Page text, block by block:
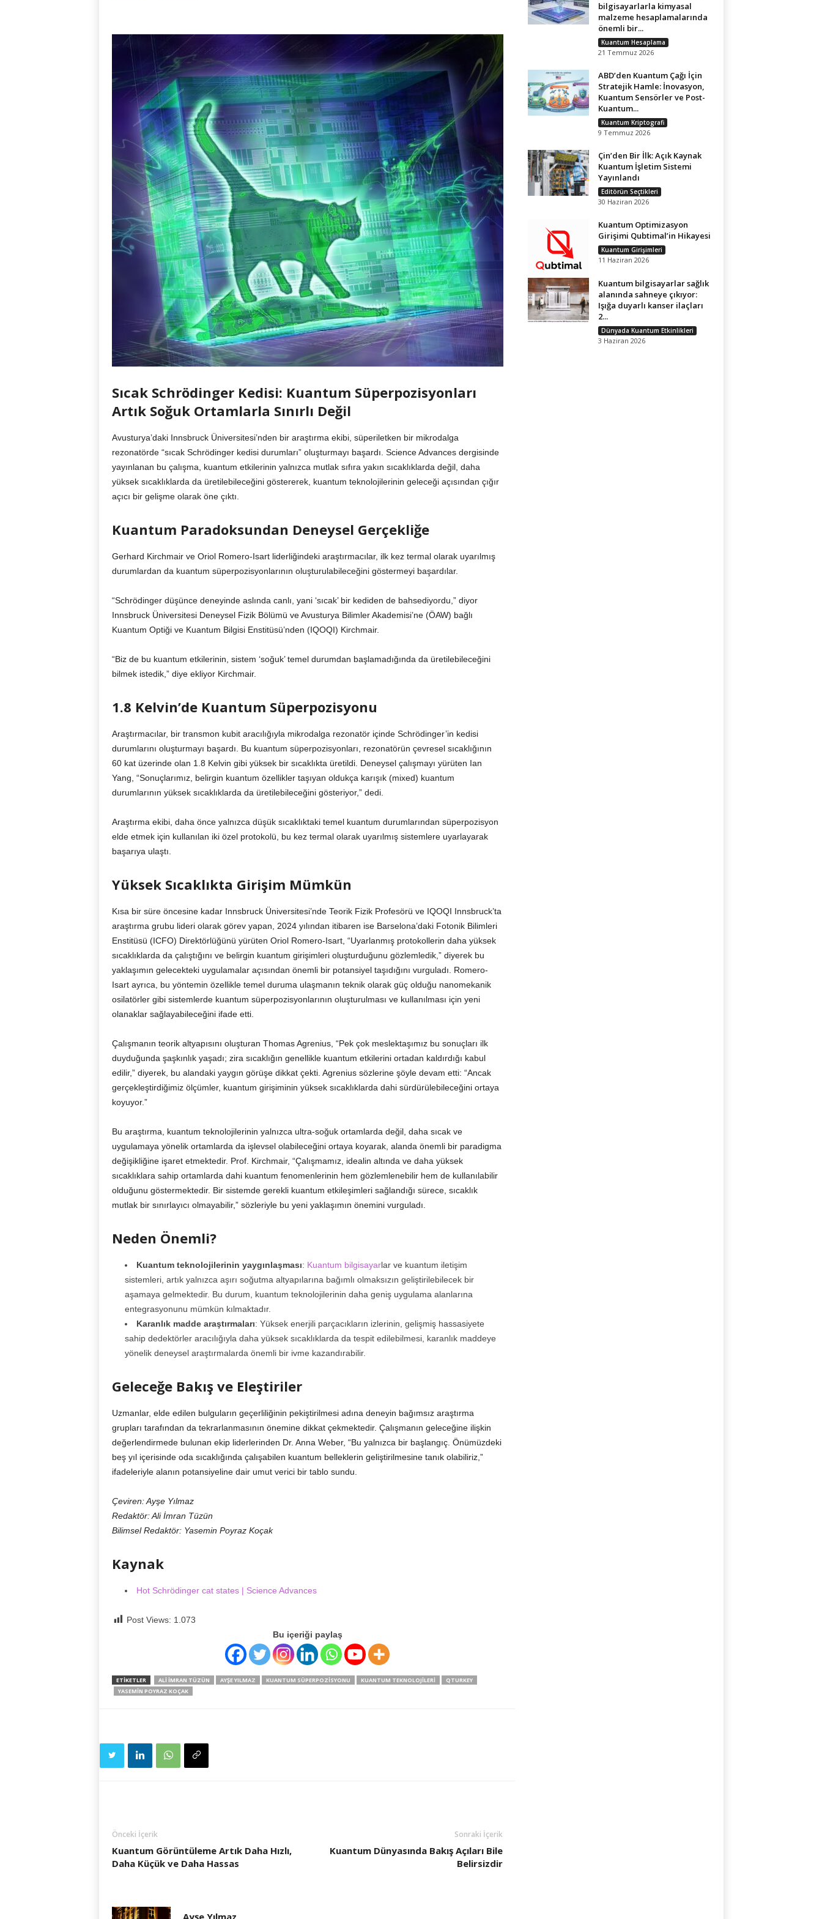
Sıcak Schrödinger Kedisi: Kuantum Süperpozisyonları
Artık Soğuk Ortamlarla Sınırlı Değil
Avusturya’daki Innsbruck Üniversitesi’nden bir araştırma ekibi, süperiletken bir mikrodalga
rezonatörde “sıcak Schrödinger kedisi durumları” oluşturmayı başardı. Science Advances dergisinde
yayınlanan bu çalışma, kuantum etkilerinin yalnızca mutlak sıfıra yakın sıcaklıklarda değil, daha
yüksek sıcaklıklarda da üretilebileceğini göstererek, kuantum teknolojilerinin geleceği açısından çığır
açıcı bir gelişme olarak öne çıktı.
Kuantum Paradoksundan Deneysel Gerçekliğe
Gerhard Kirchmair ve Oriol Romero-Isart liderliğindeki araştırmacılar, ilk kez termal olarak uyarılmış
durumlardan da kuantum süperpozisyonlarının oluşturulabileceğini göstermeyi başardılar.
“Schrödinger düşünce deneyinde aslında canlı, yani ‘sıcak’ bir kediden de bahsediyordu,” diyor
Innsbruck Üniversitesi Deneysel Fizik Bölümü ve Avusturya Bilimler Akademisi’ne (ÖAW) bağlı
Kuantum Optiği ve Kuantum Bilgisi Enstitüsü’nden (IQOQI) Kirchmair.
“Biz de bu kuantum etkilerinin, sistem ‘soğuk’ temel durumdan başlamadığında da üretilebileceğini
bilmek istedik,” diye ekliyor Kirchmair.
1.8 Kelvin’de Kuantum Süperpozisyonu
Araştırmacılar, bir transmon kubit aracılığıyla mikrodalga rezonatör içinde Schrödinger’in kedisi
durumlarını oluşturmayı başardı. Bu kuantum süperpozisyonları, rezonatörün çevresel sıcaklığının
60 kat üzerinde olan 1.8 Kelvin gibi yüksek bir sıcaklıkta üretildi. Deneysel çalışmayı yürüten Ian
Yang, “Sonuçlarımız, belirgin kuantum özellikler taşıyan oldukça karışık (mixed) kuantum
durumlarının yüksek sıcaklıklarda da üretilebileceğini gösteriyor,” dedi.
Araştırma ekibi, daha önce yalnızca düşük sıcaklıktaki temel kuantum durumlarından süperpozisyon
elde etmek için kullanılan iki özel protokolü, bu kez termal olarak uyarılmış sistemlere uyarlayarak
başarıya ulaştı.
Yüksek Sıcaklıkta Girişim Mümkün
Kısa bir süre öncesine kadar Innsbruck Üniversitesi’nde Teorik Fizik Profesörü ve IQOQI Innsbruck’ta
araştırma grubu lideri olarak görev yapan, 2024 yılından itibaren ise Barselona’daki Fotonik Bilimleri
Enstitüsü (ICFO) Direktörlüğünü yürüten Oriol Romero-Isart, “Uyarlanmış protokollerin daha yüksek
sıcaklıklarda da çalıştığını ve belirgin kuantum girişimleri oluşturduğunu gözlemledik,” diyerek bu
yaklaşımın gelecekteki uygulamalar açısından önemli bir potansiyel taşıdığını vurguladı. Romero-
Isart ayrıca, bu yöntemin özellikle temel duruma ulaşmanın teknik olarak güç olduğu nanomekanik
osilatörler gibi sistemlerde kuantum süperpozisyonlarının oluşturulması ve kullanılması için yeni
olanaklar sağlayabileceğini ifade etti.
Çalışmanın teorik altyapısını oluşturan Thomas Agrenius, “Pek çok meslektaşımız bu sonuçları ilk
duyduğunda şaşkınlık yaşadı; zira sıcaklığın genellikle kuantum etkilerini ortadan kaldırdığı kabul
edilir,” diyerek, bu alandaki yaygın görüşe dikkat çekti. Agrenius sözlerine şöyle devam etti: “Ancak
gerçekleştirdiğimiz ölçümler, kuantum girişiminin yüksek sıcaklıklarda dahi sürdürülebileceğini ortaya
koyuyor.”
Bu araştırma, kuantum teknolojilerinin yalnızca ultra-soğuk ortamlarda değil, daha sıcak ve
uygulamaya yönelik ortamlarda da işlevsel olabileceğini ortaya koyarak, alanda önemli bir paradigma
değişikliğine işaret etmektedir. Prof. Kirchmair, “Çalışmamız, idealin altında ve daha yüksek
sıcaklıklara sahip ortamlarda dahi kuantum fenomenlerinin hem gözlemlenebilir hem de kullanılabilir
olduğunu göstermektedir. Bir sistemde gerekli kuantum etkileşimleri sağlandığı sürece, sıcaklık
mutlak bir sınırlayıcı olmayabilir,” sözleriyle bu yeni yaklaşımın önemini vurguladı.
Neden Önemli?
Kuantum teknolojilerinin yaygınlaşması: Kuantum bilgisayarlar ve kuantum iletişim
sistemleri, artık yalnızca aşırı soğutma altyapılarına bağımlı olmaksızın geliştirilebilecek bir
aşamaya gelmektedir. Bu durum, kuantum teknolojilerinin daha geniş uygulama alanlarına
entegrasyonunu mümkün kılmaktadır.
Karanlık madde araştırmaları: Yüksek enerjili parçacıkların izlerinin, gelişmiş hassasiyete
sahip dedektörler aracılığıyla daha yüksek sıcaklıklarda da tespit edilebilmesi, karanlık maddeye
yönelik deneysel araştırmalarda önemli bir ivme kazandırabilir.
Geleceğe Bakış ve Eleştiriler
Uzmanlar, elde edilen bulguların geçerliliğinin pekiştirilmesi adına deneyin bağımsız araştırma
grupları tarafından da tekrarlanmasının önemine dikkat çekmektedir. Çalışmanın geleceğine ilişkin
değerlendirmede bulunan ekip liderlerinden Dr. Anna Weber, “Bu yalnızca bir başlangıç. Önümüzdeki
beş yıl içerisinde oda sıcaklığında çalışabilen kuantum belleklerin geliştirilmesine tanık olabiliriz,”
ifadeleriyle alanın potansiyeline dair umut verici bir tablo sundu.
Çeviren: Ayşe Yılmaz
Redaktör: Ali İmran Tüzün
Bilimsel Redaktör: Yasemin Poyraz Koçak
Kaynak
Hot Schrödinger cat states | Science Advances
Post Views: 1.073
Bu içeriği paylaş
ETIKETLER ALI IMRAN TÜZÜN AYŞE YILMAZ KUANTUM SÜPERPOZISYONU KUANTUM TEKNOLOJILERI
QTURKEY
YASEMIN POYRAZ KOÇAK
Önceki İçerik
Kuantum Görüntüleme Artık Daha Hızlı,
Daha Küçük ve Daha Hassas
Sonraki İçerik
Kuantum Dünyasında Bakış Açıları Bile
Belirsizdir
Ayşe Yılmaz
bilgisayarlarla kimyasal
malzeme hesaplamalarında
önemli bir...
Kuantum Hesaplama
21 Temmuz 2026
ABD’den Kuantum Çağı İçin
Stratejik Hamle: İnovasyon,
Kuantum Sensörler ve Post-
Kuantum...
Kuantum Kriptografi
9 Temmuz 2026
Çin’den Bir İlk: Açık Kaynak
Kuantum İşletim Sistemi
Yayınlandı
Editörün Seçtikleri
30 Haziran 2026
Kuantum Optimizasyon
Girişimi Qubtimal’in Hikayesi
Kuantum Girişimleri
11 Haziran 2026
Kuantum bilgisayarlar sağlık
alanında sahneye çıkıyor:
Işığa duyarlı kanser ilaçları
2...
Dünyada Kuantum Etkinlikleri
3 Haziran 2026